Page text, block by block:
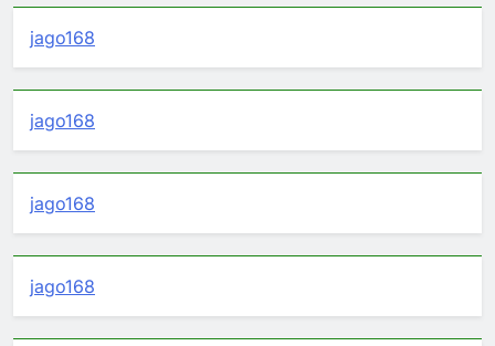
jago168
jago168
jago168
jago168